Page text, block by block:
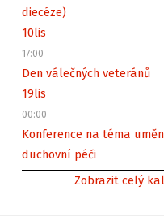
diecéze)
10lis
17:00
Den válečných veteránů
19lis
00:00
Konference na téma
duchovní péči
Zobrazit celý